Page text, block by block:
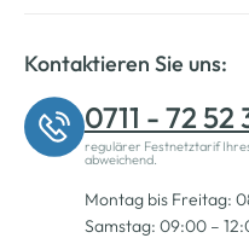
Kontaktieren Sie uns:
0711 - 72
regulärer Festnetztarif
abweichend.
Montag bis Freitag:
Samstag: 09:00 –